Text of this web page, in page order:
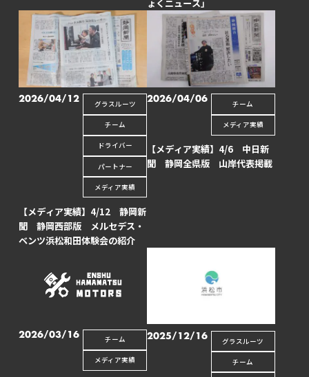
ょくニュース」
2026/04/12
グラスルーツ
チーム
ドライバー
パートナー
メディア実績
【メディア実績】4/12 静岡新
聞 静岡西部版 メルセデス・
ベンツ浜松和田体験会の紹介
2026/04/06
チーム
メディア実績
【メディア実績】4/6 中日新
聞 静岡全県版 山岸代表掲載
2026/03/16
チーム
メディア実績
2025/12/16
グラスルーツ
チーム